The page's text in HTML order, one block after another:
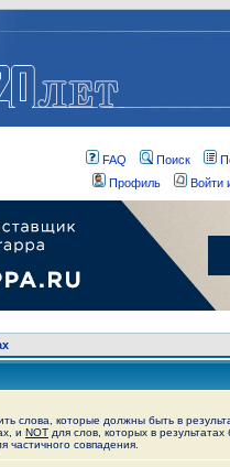
FAQ Поиск
Профиль
Войти
слова, которые должны быть в
и NOT для слов, которых в результатах
частичного совпадения.